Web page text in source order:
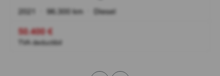
2021 96.300 km Diesel
50.400 €
TVA deductibil